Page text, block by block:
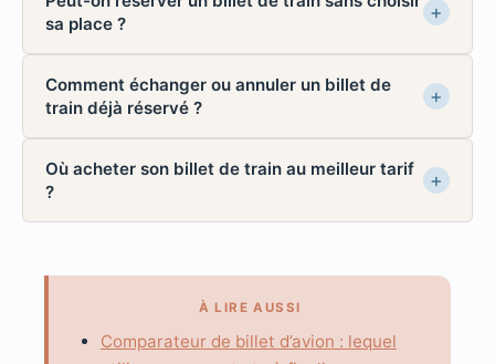
sa place ?
Comment échanger ou annuler un billet de
train déjà réservé ?
Où acheter son billet de train au meilleur tarif
?
À LIRE AUSSI
Comparateur de billet d’avion : lequel